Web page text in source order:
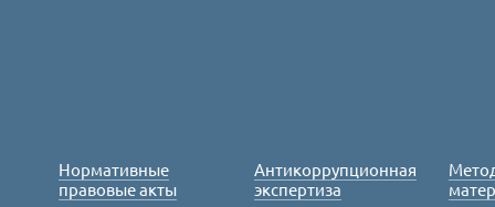
Нормативные
правовые акты
Антикоррупционная
экспертиза